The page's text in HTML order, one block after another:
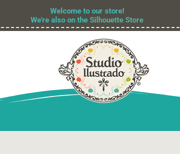
Welcome to our store!
We're also on theSilhouette Store